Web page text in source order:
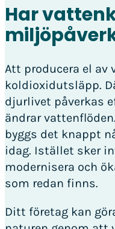
Har
Att producera el av
koldioxidutsläpp.
djurlivet påverkas
ändrar
byggs det knappt
idag. Istället sker
modernisera och
som redan finns.
Ditt företag kan